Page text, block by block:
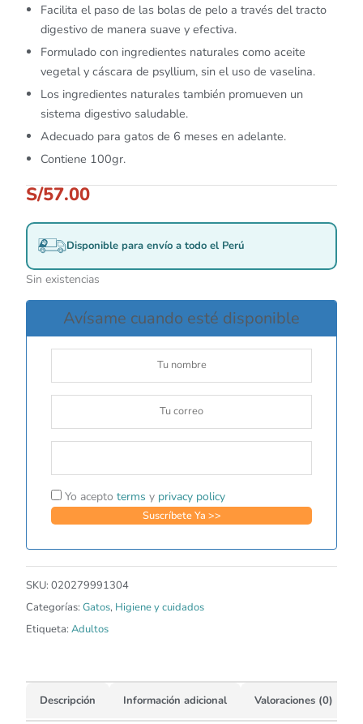
Facilita el paso de las bolas de pelo a través del tracto
digestivo de manera suave y efectiva.
Formulado con ingredientes naturales como aceite
vegetal y cáscara de psyllium, sin el uso de vaselina.
Los ingredientes naturales también promueven un
sistema digestivo saludable.
Adecuado para gatos de 6 meses en adelante.
Contiene 100gr.
S/57.00
Disponible para envío a todo el Perú
Sin existencias
Avísame cuando esté disponible
Yo acepto terms y privacy policy
SKU: 020279991304
Categorías: Gatos, Higiene y cuidados
Etiqueta: Adultos
Descripción Información adicional Valoraciones (0)